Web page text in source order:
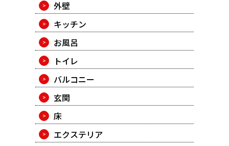
外壁
キッチン
お風呂
トイレ
バルコニー
玄関
床
エクステリア